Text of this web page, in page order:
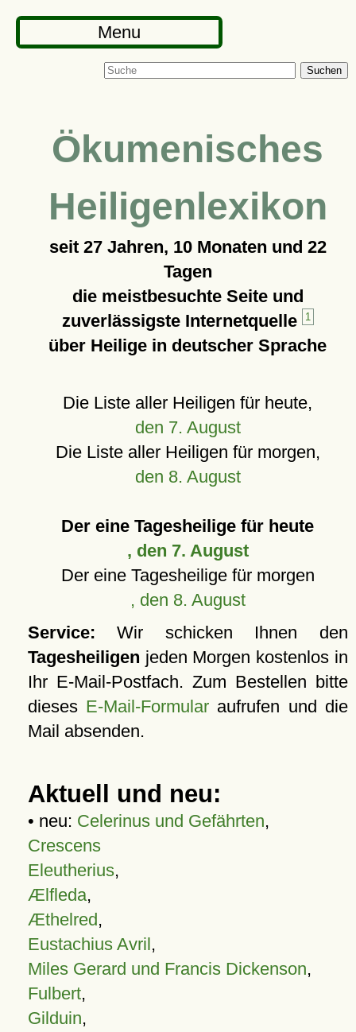
Menu
Suchen
Ökumenisches
Heiligenlexikon
seit 27 Jahren, 10 Monaten und 22
Tagen
die meistbesuchte Seite und
zuverlässigste Internetquelle
1
über Heilige in deutscher Sprache
Die Liste aller Heiligen für heute,
den 7. August
Die Liste aller Heiligen für morgen,
den 8. August
Der eine Tagesheilige für heute
, den 7. August
Der eine Tagesheilige für morgen
, den 8. August
Service: Wir schicken Ihnen den
Tagesheiligen jeden Morgen kostenlos in
Ihr E-Mail-Postfach. Zum Bestellen bitte
dieses E-Mail-Formular aufrufen und die
Mail absenden.
Aktuell und neu:
• neu: Celerinus und Gefährten,
Crescens
Eleutherius,
Ælfleda,
Æthelred,
Eustachius Avril,
Miles Gerard und Francis Dickenson,
Fulbert,
Gilduin,